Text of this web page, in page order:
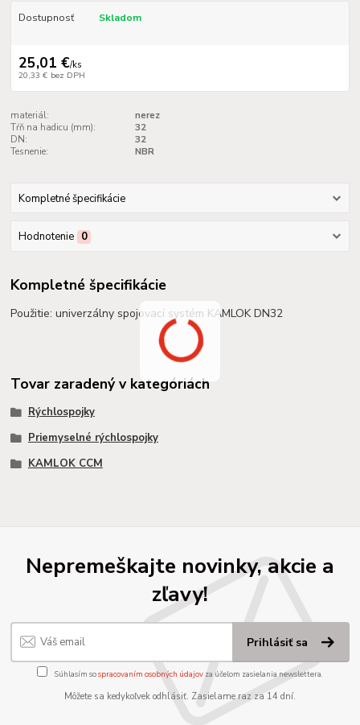
Dostupnosť Skladom
25,01 €/ks
20,33 € bez DPH
materiál:
nerez
Tŕň na hadicu (mm):
32
DN:
32
Tesnenie:
NBR
Kompletné špecifikácie
Hodnotenie 0
Kompletné špecifikácie
Použitie: univerzálny spojovací systém KAMLOK DN32
Tovar zaradený v kategóriách
Rýchlospojky
Priemyselné rýchlospojky
KAMLOK CCM
Nepremeškajte novinky, akcie a
zľavy!
Prihlásiť sa
Súhlasím sospracovaním osobných údajov za účelom zasielania newslettera.
Môžete sa kedykoľvek odhlásiť. Zasielame raz za 14 dní.